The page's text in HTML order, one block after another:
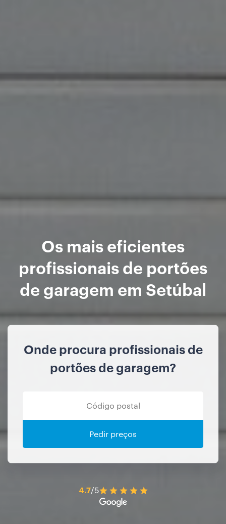
Os mais eficientes
profissionais de portões
de garagem em Setúbal
Onde procura profissionais de
portões de garagem?
Pedir preços
4.7/5